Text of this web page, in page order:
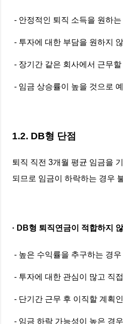
- 안정적인 퇴직 소득을 원하는
- 투자에 대한 부담을 원하지
- 장기간 같은 회사에서 근무
- 임금 상승률이 높을 것으로
1.2. DB형 단점
퇴직 직전 3개월 평균 임금을
되므로 임금이 하락하는 경우
· DB형 퇴직연금이 적합하지
- 높은 수익률을 추구하는 경우
- 투자에 대한 관심이 많고 직
- 단기간 근무 후 이직할 계획
- 임금 하락 가능성이 높은 경우